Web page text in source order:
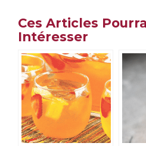
Ces Articles
Intéresser